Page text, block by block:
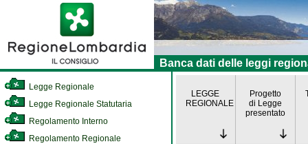
Banca dati delle leggi
Legge Regionale
Legge Regionale Statutaria
Regolamento Interno
Regolamento Regionale
LEGGE
REGIONALE
Progetto
di Legge
presentato